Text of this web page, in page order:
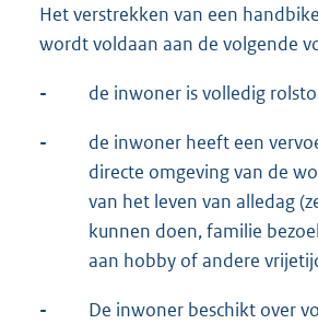
Het verstrekken van een
wordt voldaan aan de volgende
- de inwoner is volledig
-
de inwoner heeft een
directe omgeving van de
van het leven van alledag
kunnen doen, familie
aan hobby of andere
-
De inwoner beschikt over